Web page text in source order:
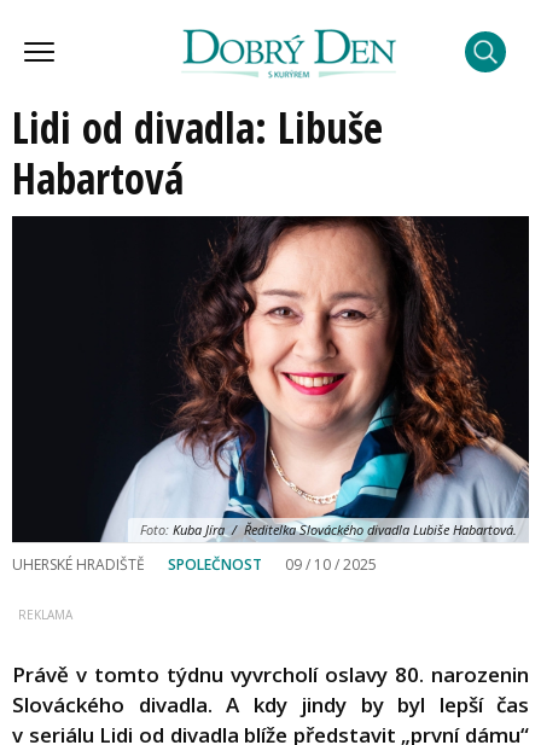
Lidi od divadla: Libuše
Habartová
Foto: Kuba Jíra / Ředitelka Slováckého divadla Lubiše Habartová.
UHERSKÉ HRADIŠTĚ SPOLEČNOST 09 / 10 / 2025
Právě v tomto týdnu vyvrcholí oslavy 80. narozenin
Slováckého divadla. A kdy jindy by byl lepší čas
v seriálu Lidi od divadla blíže představit „první dámu“